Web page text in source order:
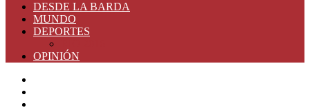
DESDE LA BARDA
MUNDO
DEPORTES
OPINIÓN